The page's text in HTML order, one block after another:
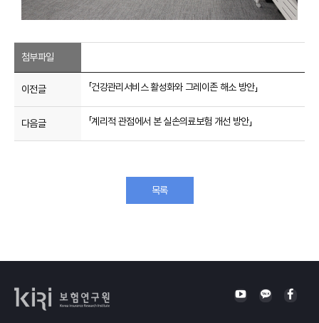
첨부파일
이전글 「건강관리서비스 활성화와 그레이존 해소 방안」
다음글 「계리적 관점에서 본 실손의료보험 개선 방안」
목록